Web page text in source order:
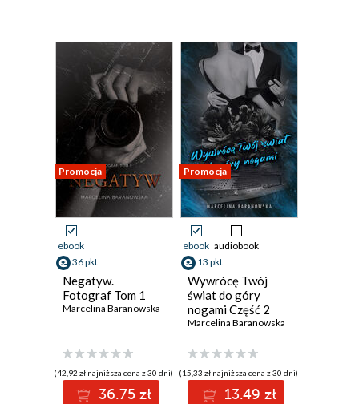
Promocja
ebook
36 pkt
Negatyw.
Fotograf Tom 1
Marcelina Baranowska
(42,92 zł najniższa cena z 30 dni)
36.75 zł
Promocja
ebook audiobook
13 pkt
Wywrócę Twój
świat do góry
nogami Część 2
Marcelina Baranowska
(15,33 zł najniższa cena z 30 dni)
13.49 zł